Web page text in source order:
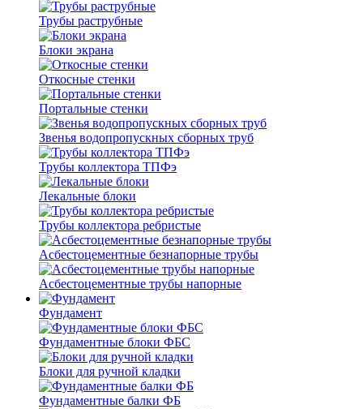
Трубы раструбные
Блоки экрана
Откосные стенки
Портальные стенки
Звенья водопропускных сборных труб
Трубы коллектора ТПФэ
Лекальные блоки
Трубы коллектора ребристые
Асбестоцементные безнапорные трубы
Асбестоцементные трубы напорные
Фундамент
Фундаментные блоки ФБС
Блоки для ручной кладки
Фундаментные балки ФБ